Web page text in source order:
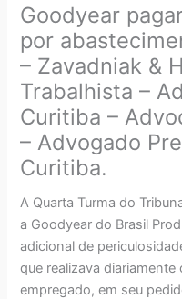
Goodyear
por
– Zavadniak &
Trabalhista –
Curitiba –
– Advogado
Curitiba.
A Quarta Turma do
a Goodyear do Brasil
adicional de
que realizava
empregado, em seu